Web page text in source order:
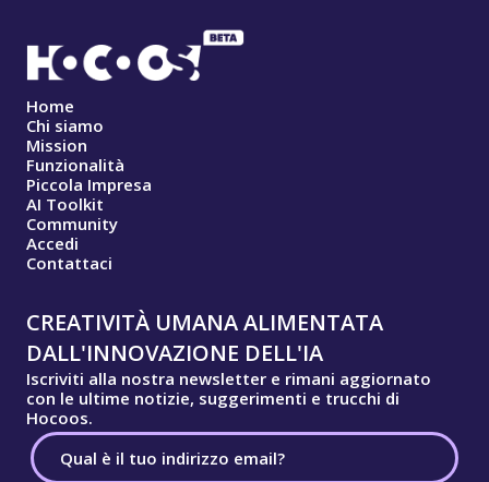
Home
Chi siamo
Mission
Funzionalità
Piccola Impresa
AI Toolkit
Community
Accedi
Contattaci
CREATIVITÀ UMANA ALIMENTATA
DALL'INNOVAZIONE DELL'IA
Iscriviti alla nostra newsletter e rimani aggiornato
con le ultime notizie, suggerimenti e trucchi di
Hocoos.